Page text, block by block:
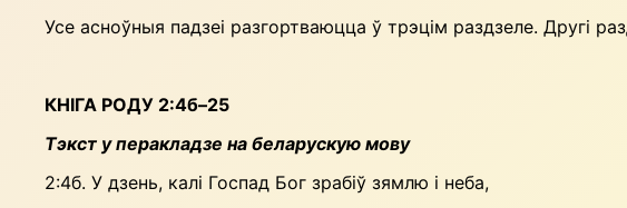
Усе асноўныя падзеі разгортваюцца ў трэцім раздзеле. Другі
КНІГА РОДУ 2:4б–25
Тэкст у перакладзе на беларускую мову
2:4б. У дзень, калі Госпад Бог зрабіў зямлю і неба,